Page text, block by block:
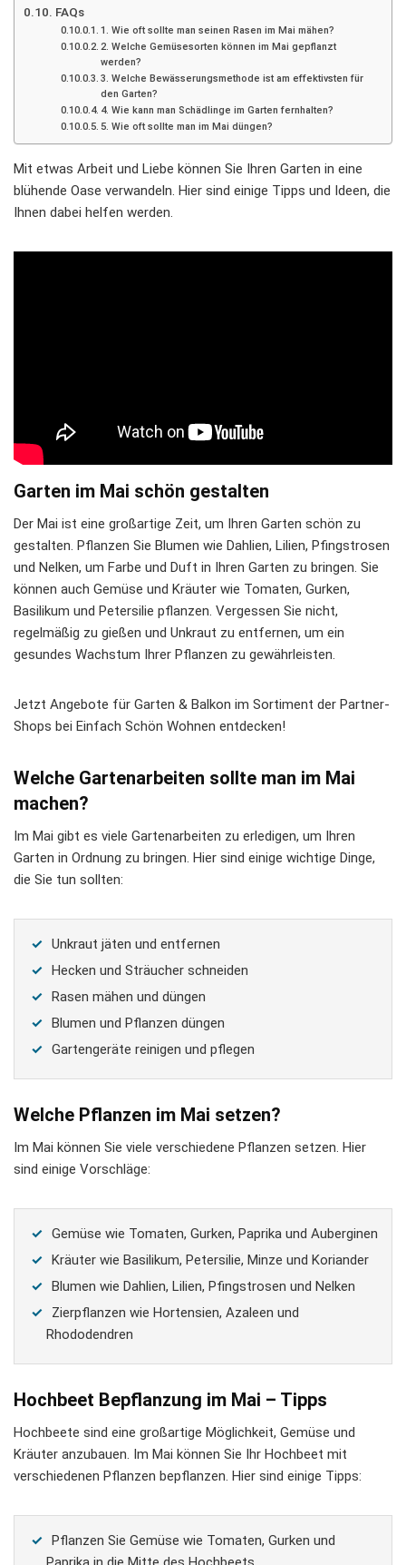
FAQs
1. Wie oft sollte man seinen Rasen im Mai mähen?
2. Welche Gemüsesorten können im Mai gepflanzt
werden?
3. Welche Bewässerungsmethode ist am effektivsten für
den Garten?
4. Wie kann man Schädlinge im Garten fernhalten?
5. Wie oft sollte man im Mai düngen?
Mit etwas Arbeit und Liebe können Sie Ihren Garten in eine
blühende Oase verwandeln. Hier sind einige Tipps und Ideen, die
Ihnen dabei helfen werden.
Garten im Mai schön gestalten
Der Mai ist eine großartige Zeit, um Ihren Garten schön zu
gestalten. Pflanzen Sie Blumen wie Dahlien, Lilien, Pfingstrosen
und Nelken, um Farbe und Duft in Ihren Garten zu bringen. Sie
können auch Gemüse und Kräuter wie Tomaten, Gurken,
Basilikum und Petersilie pflanzen. Vergessen Sie nicht,
regelmäßig zu gießen und Unkraut zu entfernen, um ein
gesundes Wachstum Ihrer Pflanzen zu gewährleisten.
Jetzt Angebote für Garten & Balkon im Sortiment der Partner-
Shops bei Einfach Schön Wohnen entdecken!
Welche Gartenarbeiten sollte man im Mai
machen?
Im Mai gibt es viele Gartenarbeiten zu erledigen, um Ihren
Garten in Ordnung zu bringen. Hier sind einige wichtige Dinge,
die Sie tun sollten:
Unkraut jäten und entfernen
Hecken und Sträucher schneiden
Rasen mähen und düngen
Blumen und Pflanzen düngen
Gartengeräte reinigen und pflegen
Welche Pflanzen im Mai setzen?
Im Mai können Sie viele verschiedene Pflanzen setzen. Hier
sind einige Vorschläge:
Gemüse wie Tomaten, Gurken, Paprika und Auberginen
Kräuter wie Basilikum, Petersilie, Minze und Koriander
Blumen wie Dahlien, Lilien, Pfingstrosen und Nelken
Zierpflanzen wie Hortensien, Azaleen und
Rhododendren
Hochbeet Bepflanzung im Mai – Tipps
Hochbeete sind eine großartige Möglichkeit, Gemüse und
Kräuter anzubauen. Im Mai können Sie Ihr Hochbeet mit
verschiedenen Pflanzen bepflanzen. Hier sind einige Tipps:
Pflanzen Sie Gemüse wie Tomaten, Gurken und